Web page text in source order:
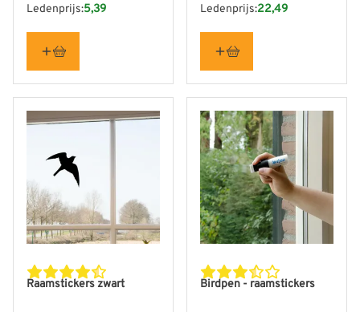
Ledenprijs:5,39 Ledenprijs:22,49
Raamstickers zwart Birdpen - raamstickers